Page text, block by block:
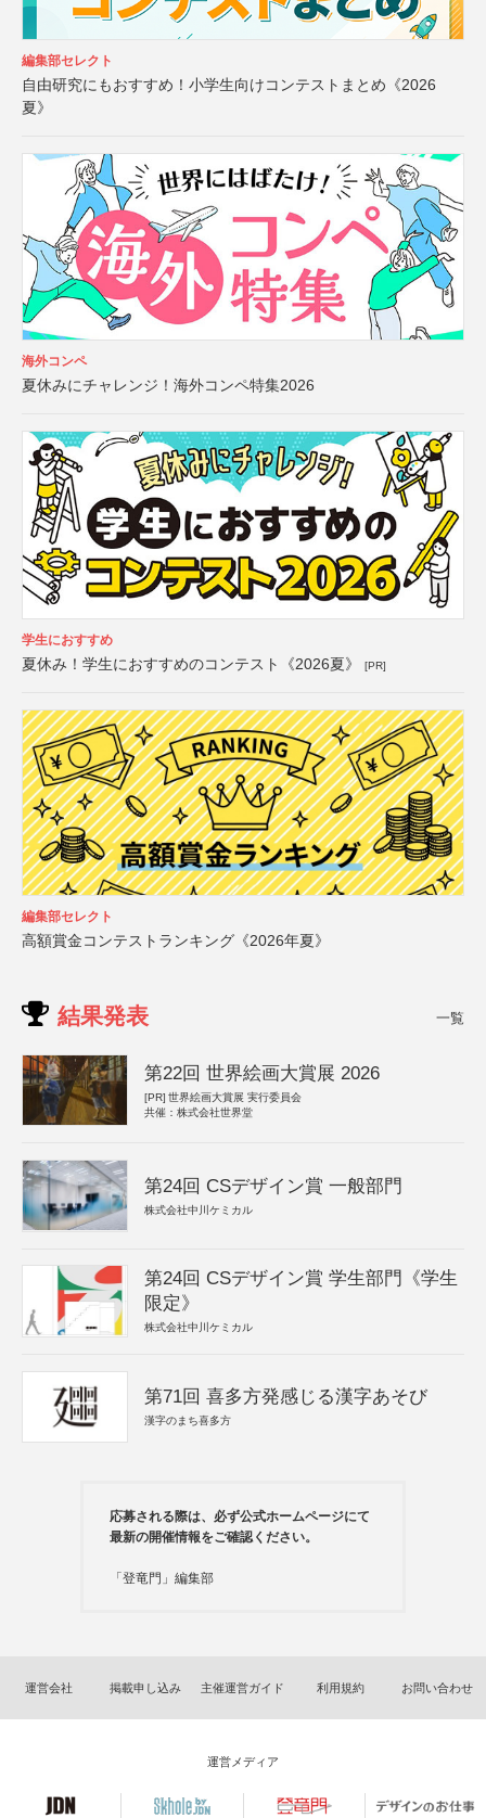
編集部セレクト
自由研究にもおすすめ！小学生向けコンテストまとめ《2026
夏》
海外コンペ
夏休みにチャレンジ！海外コンペ特集2026
学生におすすめ
夏休み！学生におすすめのコンテスト《2026夏》 [PR]
編集部セレクト
高額賞金コンテストランキング《2026年夏》
結果発表 一覧
第22回 世界絵画大賞展 2026
[PR] 世界絵画大賞展 実行委員会
共催：株式会社世界堂
第24回 CSデザイン賞 一般部門
株式会社中川ケミカル
第24回 CSデザイン賞 学生部門《学生
限定》
株式会社中川ケミカル
第71回 喜多方発感じる漢字あそび
漢字のまち喜多方
応募される際は、必ず公式ホームページにて
最新の開催情報をご確認ください。
「登竜門」編集部
運営会社 掲載申し込み 主催運営ガイド 利用規約 お問い合わせ
運営メディア